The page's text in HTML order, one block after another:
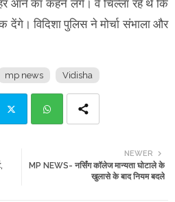
आने का कहने लगे। वे चिल्ला रहे थे कि
विदिशा पुलिस ने मोर्चा संभाला और
mp news Vidisha
ats
NEWER
MP NEWS- नर्सिंग कॉलेज मान्यता घोटाले के
खुलासे के बाद नियम बदले